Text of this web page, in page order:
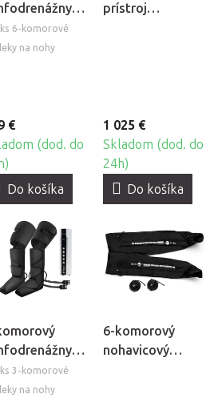
Fabulo
6
6-komorové
na nohy
€
(dod. do
Do košíka
prístroj
1 025 €
Skladom (dod. do
24h)
Do košíka
Fabulo
3-komorové
na nohy
6-komorový
nohavicový